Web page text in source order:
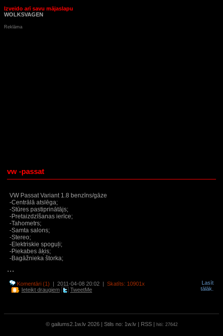
Izveido arī savu mājaslapu
WOLKSVAGEN
Reklāma
vw -passat
VW Passat Variant 1.8 benzīns/gāze
-Centrālā atslēga;
-Stūres pastiprinātājs;
-Pretaizdzīšanas ierīce;
-Tahometrs;
-Samta salons;
-Stereo;
-Elektriskie spoguļi;
-Piekabes āķis;
-Bagāžnieka štorka;
...
Komentāri (1) | 2011-04-08 20:02 | Skatīts: 10901x
Ieteikt draugiem
TweetMe
Lasīt
tālāk.
© gailums2.1w.lv 2026 | Stils no: 1w.lv| RSS| hiti: 27642